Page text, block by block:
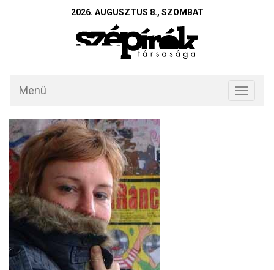
2026. AUGUSZTUS 8., SZOMBAT
Toggle
Menü